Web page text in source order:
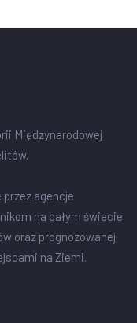
Międzynarodowej
agencje
na całym świecie
oraz prognozowanej
na Ziemi.